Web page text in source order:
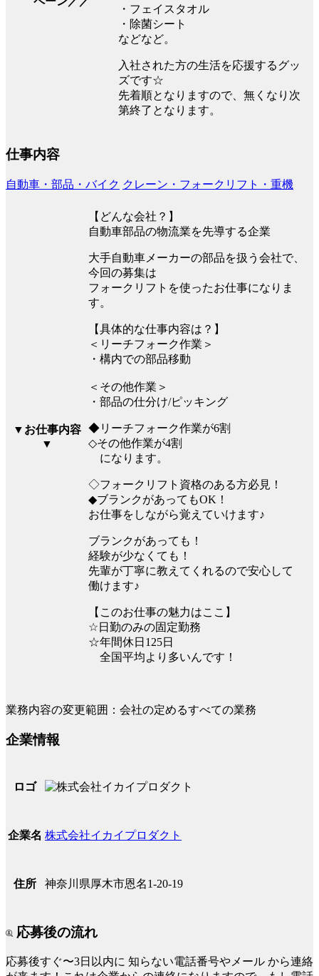
・フェイスタオル
・除菌シート
などなど。
入社された方の生活を応援するグッ
ズです☆
先着順となりますので、無くなり次
第終了となります。
仕事内容
自動車・部品・バイク クレーン・フォークリフト・重機
▼お仕事内容
▼
【どんな会社？】
自動車部品の物流業を先導する企業
大手自動車メーカーの部品を扱う会社で、
今回の募集は
フォークリフトを使ったお仕事になりま
す。
【具体的な仕事内容は？】
＜リーチフォーク作業＞
・構内での部品移動
＜その他作業＞
・部品の仕分け/ピッキング
◆リーチフォーク作業が6割
◇その他作業が4割
になります。
◇フォークリフト資格のある方必見！
◆ブランクがあってもOK！
お仕事をしながら覚えていけます♪
ブランクがあっても！
経験が少なくても！
先輩が丁寧に教えてくれるので安心して
働けます♪
【このお仕事の魅力はここ】
☆日勤のみの固定勤務
☆年間休日125日
全国平均より多いんです！
業務内容の変更範囲：会社の定めるすべての業務
企業情報
ロゴ
企業名 株式会社イカイプロダクト
住所 神奈川県厚木市恩名1-20-19
応募後の流れ
応募後すぐ〜3日以内に 知らない電話番号やメール から連絡